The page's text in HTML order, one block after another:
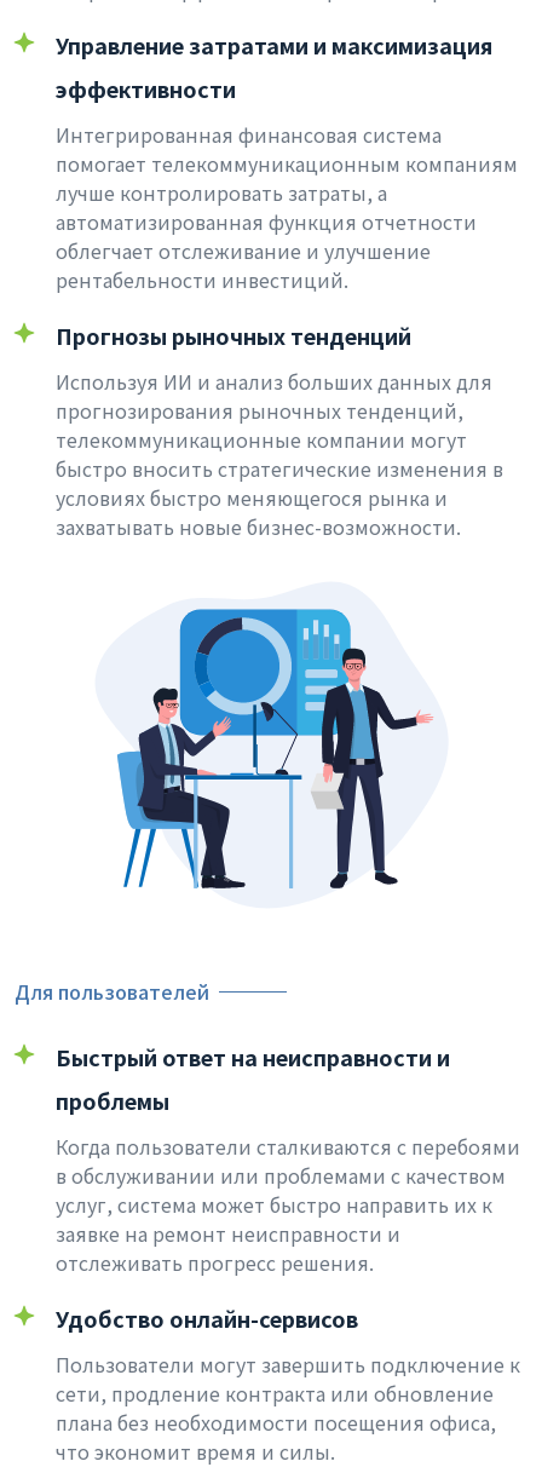
Управление затратами и максимизация
эффективности
Интегрированная финансовая система
помогает телекоммуникационным компаниям
лучше контролировать затраты, а
автоматизированная функция отчетности
облегчает отслеживание и улучшение
рентабельности инвестиций.
Прогнозы рыночных тенденций
Используя ИИ и анализ больших данных для
прогнозирования рыночных тенденций,
телекоммуникационные компании могут
быстро вносить стратегические изменения в
условиях быстро меняющегося рынка и
захватывать новые бизнес-возможности.
Для пользователей
Быстрый ответ на неисправности и
проблемы
Когда пользователи сталкиваются с перебоями
в обслуживании или проблемами с качеством
услуг, система может быстро направить их к
заявке на ремонт неисправности и
отслеживать прогресс решения.
Удобство онлайн-сервисов
Пользователи могут завершить подключение к
сети, продление контракта или обновление
плана без необходимости посещения офиса,
что экономит время и силы.